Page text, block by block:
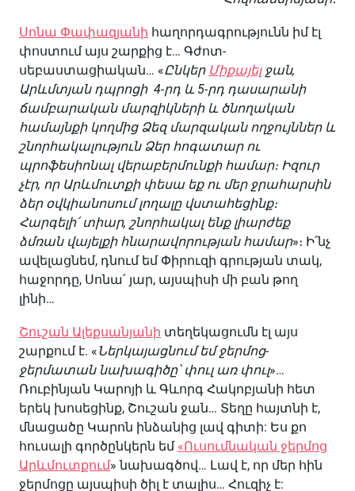
Սոնա Փափազյանի հաղորդագրությունն իմ էլ
փոստում այս շարքից է… Գժոտ-
սեբաստացիական… «Ընկեր Միքայելջան,
Արևմտյան դպրոցի 4-րդ և 5-րդ դասարանի
ճամբարական մարզիկների և ծնողական
համայնքի կողմից Ձեզ մարզական ողջույններ և
շնորհակալություն Ձեր հոգատար ու
պրոֆեսիոնալ վերաբերմունքի համար։ Իզուր
չէր, որ Արևմուտքի փեսա եք ու մեր ջրահարսին
ձեր օվկիանոսումլողալը վստահեցինք։
Հարգելի՛տիար, շնորհակալ ենք լիարժեք
ձմռան վայելքի հնարավորության համար»։ Ի՛նչ
ավելացնեմ, դնում եմ Փիրուզի գրության տակ,
հաջորդը, Սոնա՛ յար, այսպիսի մի բան թող
լինի…
Շուշան Ալեքսանյանի տեղեկացումն էլ այս
շարքում է. «Ներկայացնումեմջերմոց-
ջերմատան նախագիծը՝ փուլ առ փուլ»…
Ռուբինյան Կարոյի և Գևորգ Հակոբյանի հետ
երեկ խոսեցինք, Շուշան ջան… Տեղը հայտնի է,
մնացածը Կարոն ինձանից լավ գիտի: Ես քո
հուսալի գործընկերն եմ «Ուսումնական ջերմոց
Արևմուտքում» նախագծով… Լավ է, որ մեր հին
ջերմոցը այսպիսի ծիլ է տալիս… Հուզիչ է: